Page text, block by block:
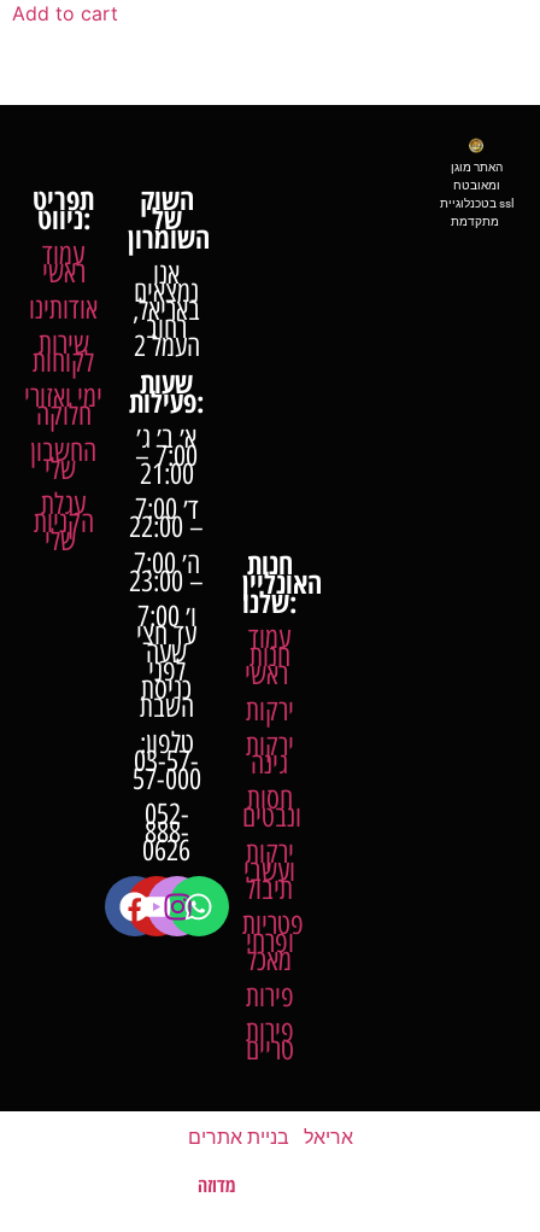
Add to cart
תפריט
ניווט:
עמוד
ראשי
אודותינו
שירות
לקוחות
ימי ואזורי
חלוקה
החשבון
שלי
עגלת
הקניות
שלי
השוק
של
אנו
נמצאים
באריאל,
רחוב
העמל 2
שעותפעילות:
א׳ ב׳ ג׳
7:00 –
21:00
ד׳ 7:00
– 22:00
ה׳ 7:00
– 23:00
ו׳ 7:00
עד חצי
שעה
לפני
כניסת
השבת
טלפון:
03-57-
57-000
052-
888-
0626
חנות
האונליין
שלנו:
עמוד
חנות
ראשי
ירקות
ירקות
גינה
חסות
ונבטים
ירקות
ועשבי
תיבול
פטריות
ופרחי
מאכל
פירות
פירות
טריים
האתר מוגן
ומאובטח
בטכנלוגיית ssl
אריאל בניית אתרים
האתר נבנה על ידימדוזה